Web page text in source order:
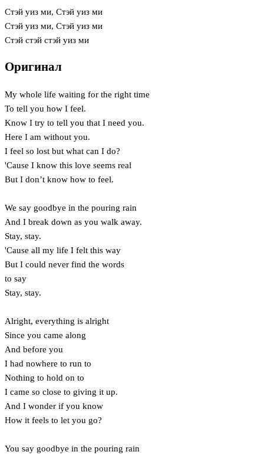
Стэй уиз ми, Стэй уиз ми
Стэй уиз ми, Стэй уиз ми
Стэй стэй стэй уиз ми
Оригинал
My whole life waiting for the right time
To tell you how I feel.
Know I try to tell you that I need you.
Here I am without you.
I feel so lost but what can I do?
'Cause I know this love seems real
But I don’t know how to feel.
We say goodbye in the pouring rain
And I break down as you walk away.
Stay, stay.
'Cause all my life I felt this way
But I could never find the words
to say
Stay, stay.
Alright, everything is alright
Since you came along
And before you
I had nowhere to run to
Nothing to hold on to
I came so close to giving it up.
And I wonder if you know
How it feels to let you go?
You say goodbye in the pouring rain